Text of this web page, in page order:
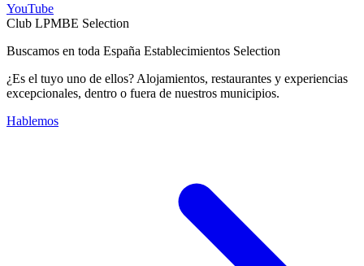
YouTube
Club LPMBE Selection
Buscamos en toda España Establecimientos Selection
¿Es el tuyo uno de ellos? Alojamientos, restaurantes y experiencias
excepcionales, dentro o fuera de nuestros municipios.
Hablemos